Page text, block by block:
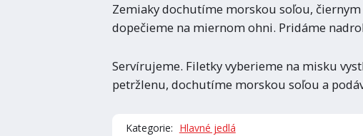
Zemiaky dochutíme morskou soľou,
dopečieme na miernom ohni. Pridáme
Servírujeme. Filetky vyberieme na misku
petržlenu, dochutíme morskou soľou a
Kategorie: Hlavné jedlá